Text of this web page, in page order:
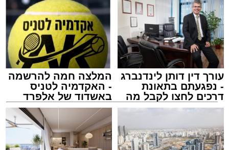
עורך דין דותן לינדנברג
- נפגעתם בתאונת
דרכים לחצו לקבל מה
שמגיע לכם
המלצה חמה להרשמה
- האקדמיה לטניס
באשדוד של אלפרד
קריאולנסקי - לילדים